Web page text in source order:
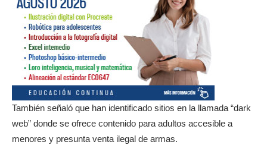
También señaló que han identificado sitios en la llamada “dark
web” donde se ofrece contenido para adultos accesible a
menores y presunta venta ilegal de armas.